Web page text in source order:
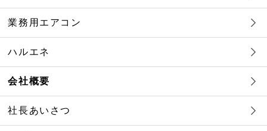
業務用エアコン
ハルエネ
会社概要
社長あいさつ